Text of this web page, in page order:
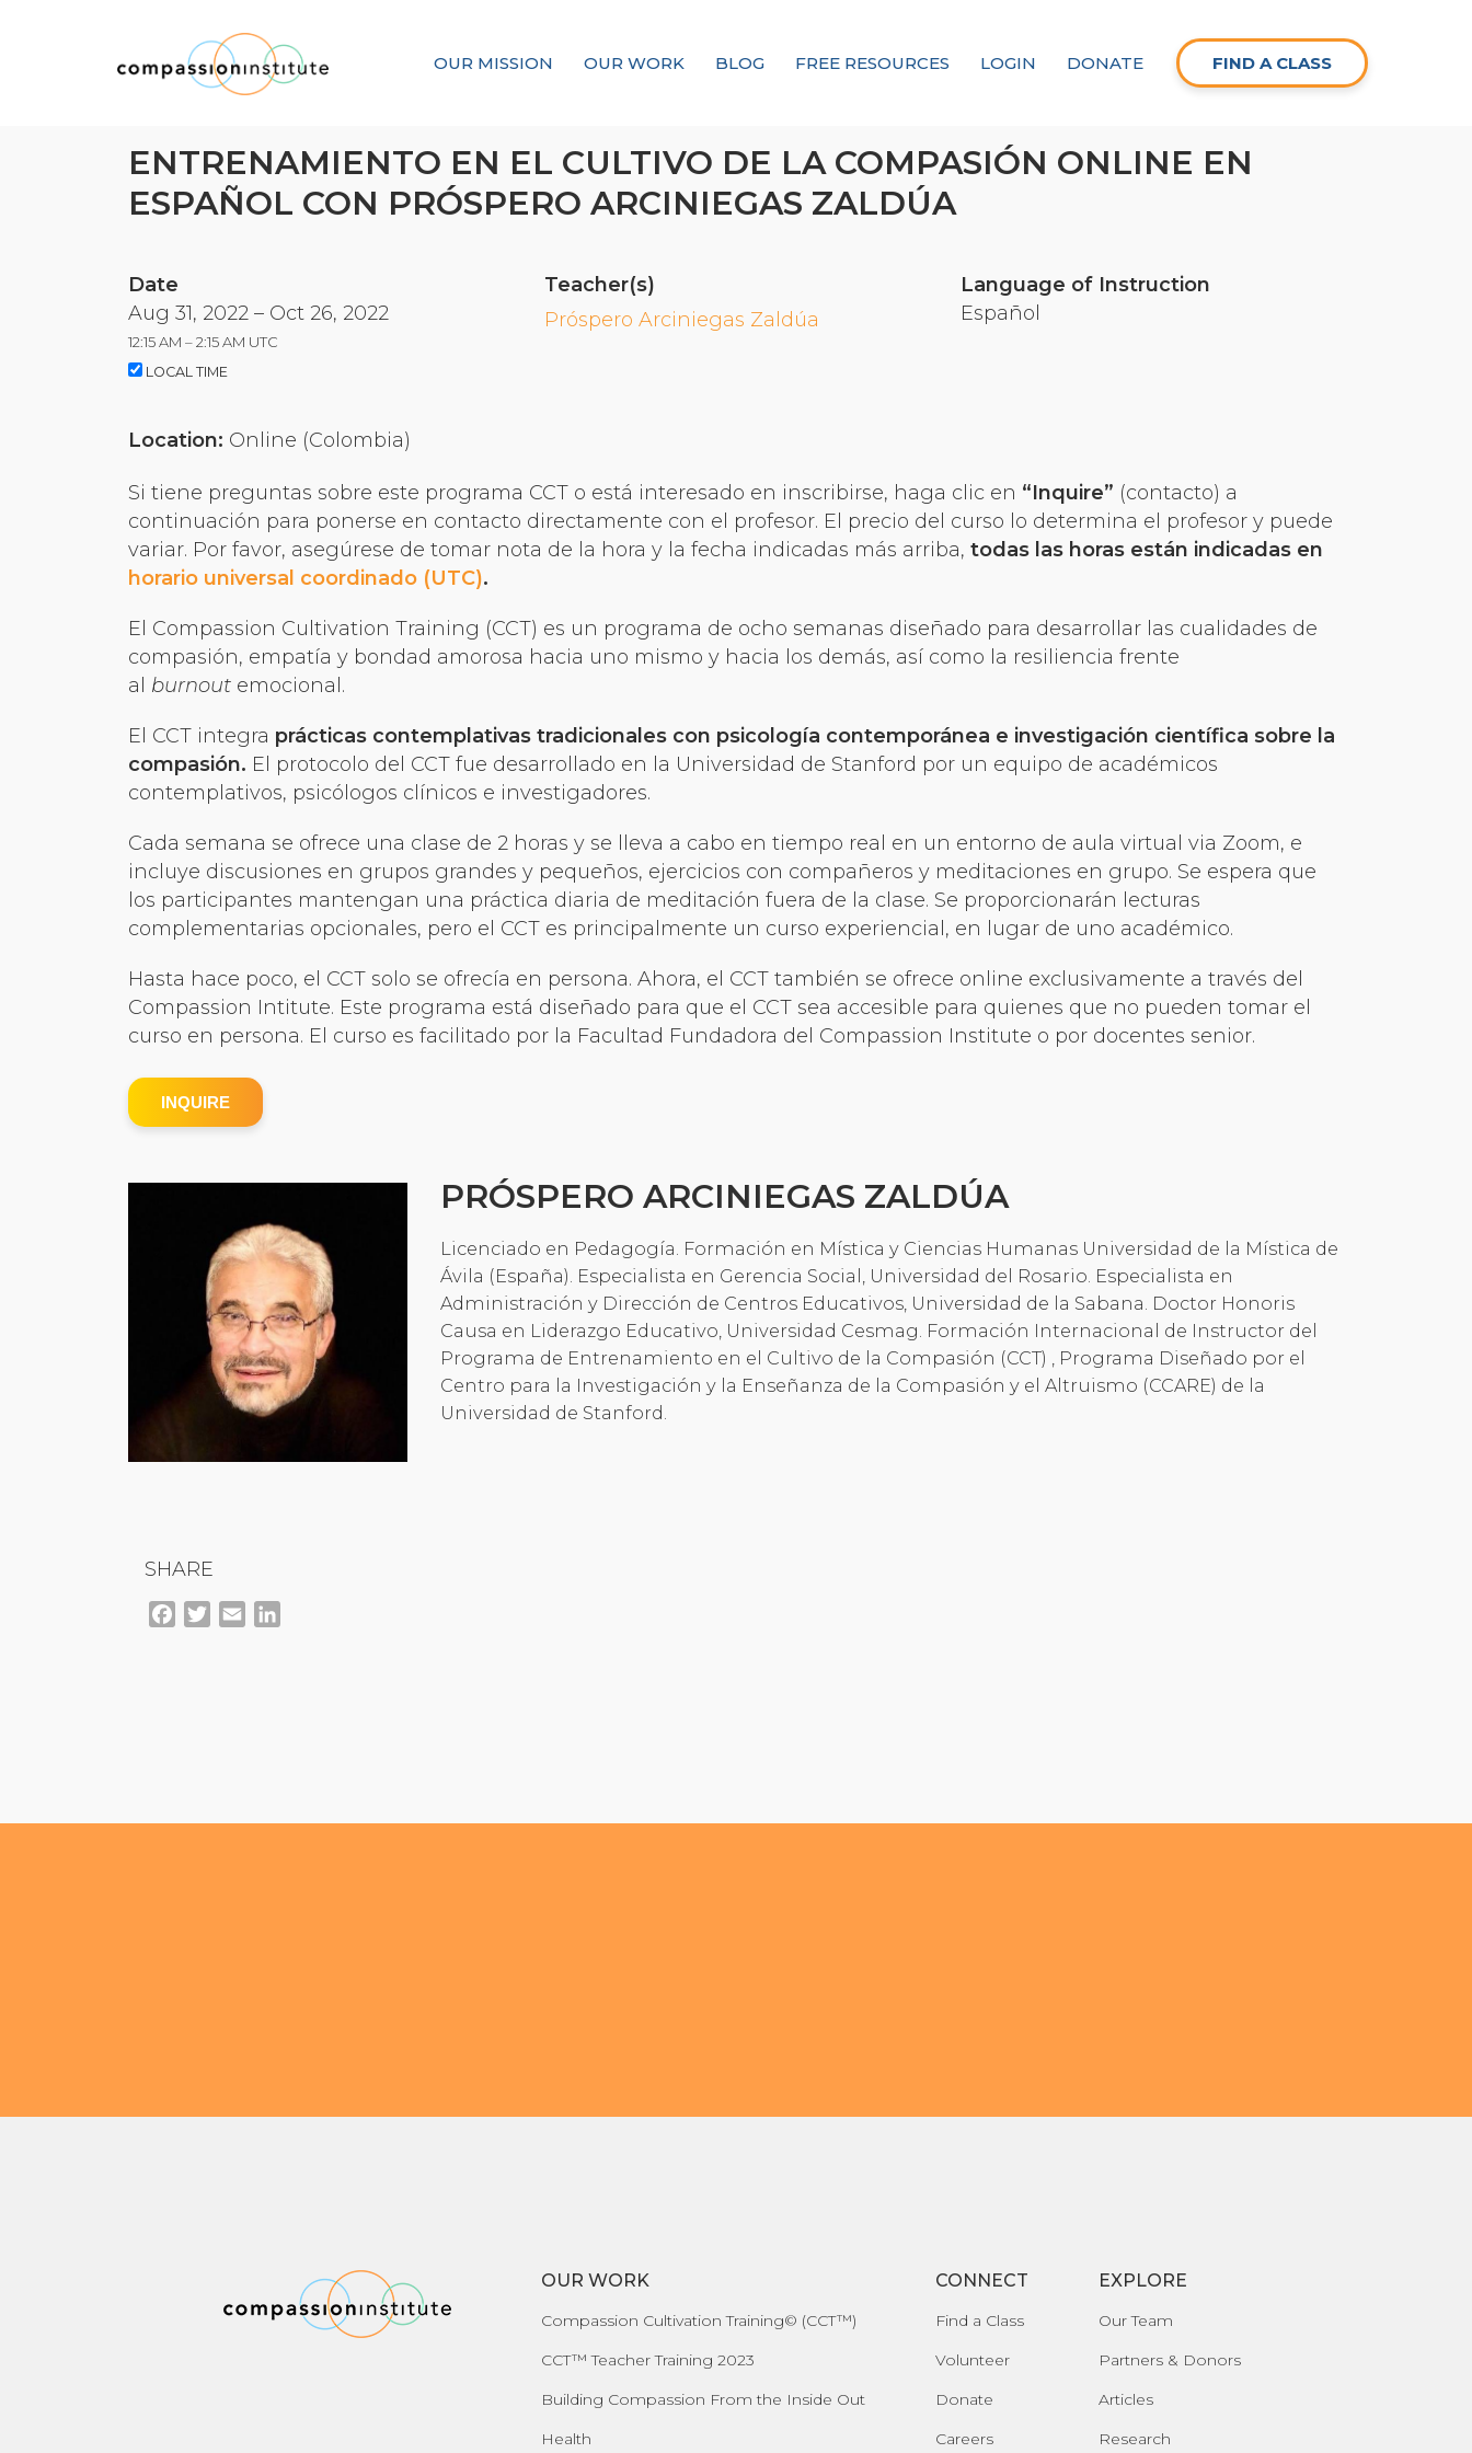
OUR MISSION OUR WORK BLOG FREE RESOURCES LOGIN DONATE FIND A CLASS
Our Mission
Why Compassion Training?
Our Partners & Donors
Organizational Culture & Leadership
CCT™ Teacher Training 2023
Free Resources
Research
Free Media
Login
Community Login
Teacher Login
ENTRENAMIENTO EN EL CULTIVO DE LA COMPASIÓN ONLINE EN
ESPAÑOL CON PRÓSPERO ARCINIEGAS ZALDÚA
Date
Aug 31, 2022 – Oct 26, 2022
12:15 AM – 2:15 AM UTC
LOCAL TIME
Teacher(s)
Próspero Arciniegas Zaldúa
Language of Instruction
Español
Location: Online (Colombia)
Si tiene preguntas sobre este programa CCT o está interesado en inscribirse, haga clic en “Inquire” (contacto) a
continuación para ponerse en contacto directamente con el profesor. El precio del curso lo determina el profesor y puede
variar. Por favor, asegúrese de tomar nota de la hora y la fecha indicadas más arriba, todas las horas están indicadas en
horario universal coordinado (UTC).
El Compassion Cultivation Training (CCT) es un programa de ocho semanas diseñado para desarrollar las cualidades de
compasión, empatía y bondad amorosa hacia uno mismo y hacia los demás, así como la resiliencia frente
al burnout emocional.
El CCT integra prácticas contemplativas tradicionales con psicología contemporánea e investigación científica sobre la
compasión. El protocolo del CCT fue desarrollado en la Universidad de Stanford por un equipo de académicos
contemplativos, psicólogos clínicos e investigadores.
Cada semana se ofrece una clase de 2 horas y se lleva a cabo en tiempo real en un entorno de aula virtual via Zoom, e
incluye discusiones en grupos grandes y pequeños, ejercicios con compañeros y meditaciones en grupo. Se espera que
los participantes mantengan una práctica diaria de meditación fuera de la clase. Se proporcionarán lecturas
complementarias opcionales, pero el CCT es principalmente un curso experiencial, en lugar de uno académico.
Hasta hace poco, el CCT solo se ofrecía en persona. Ahora, el CCT también se ofrece online exclusivamente a través del
Compassion Intitute. Este programa está diseñado para que el CCT sea accesible para quienes que no pueden tomar el
curso en persona. El curso es facilitado por la Facultad Fundadora del Compassion Institute o por docentes senior.
INQUIRE
PRÓSPERO ARCINIEGAS ZALDÚA
Licenciado en Pedagogía. Formación en Mística y Ciencias Humanas Universidad de la Mística de
Ávila (España). Especialista en Gerencia Social, Universidad del Rosario. Especialista en
Administración y Dirección de Centros Educativos, Universidad de la Sabana. Doctor Honoris
Causa en Liderazgo Educativo, Universidad Cesmag. Formación Internacional de Instructor del
Programa de Entrenamiento en el Cultivo de la Compasión (CCT) , Programa Diseñado por el
Centro para la Investigación y la Enseñanza de la Compasión y el Altruismo (CCARE) de la
Universidad de Stanford.
SHARE
Facebook
TwitterEmail
OUR WORK
Compassion Cultivation Training© (CCT™)
CCT™ Teacher Training 2023
Building Compassion From the Inside Out
Health
CONNECT
Find a Class
Volunteer
Donate
Careers
EXPLORE
Our Team
Partners & Donors
Articles
Research